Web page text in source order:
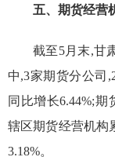
五、期货经营
截至5月末,甘
中,3家期货分公司
同比增长6.44%;期
辖区期货经营机构
3.18%。